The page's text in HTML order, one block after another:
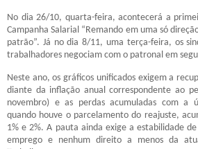
No dia 26/10, quarta-feira, acontecerá a
Campanha Salarial “Remando em uma só
patrão”. Já no dia 8/11, uma terça-feira, os
trabalhadores negociam com o patronal em
Neste ano, os gráficos unificados exigem a
diante da inflação anual correspondente ao
novembro) e as perdas acumuladas com a
quando houve o parcelamento do reajuste,
1% e 2%. A pauta ainda exige a estabilidade
emprego e nenhum direito a menos da